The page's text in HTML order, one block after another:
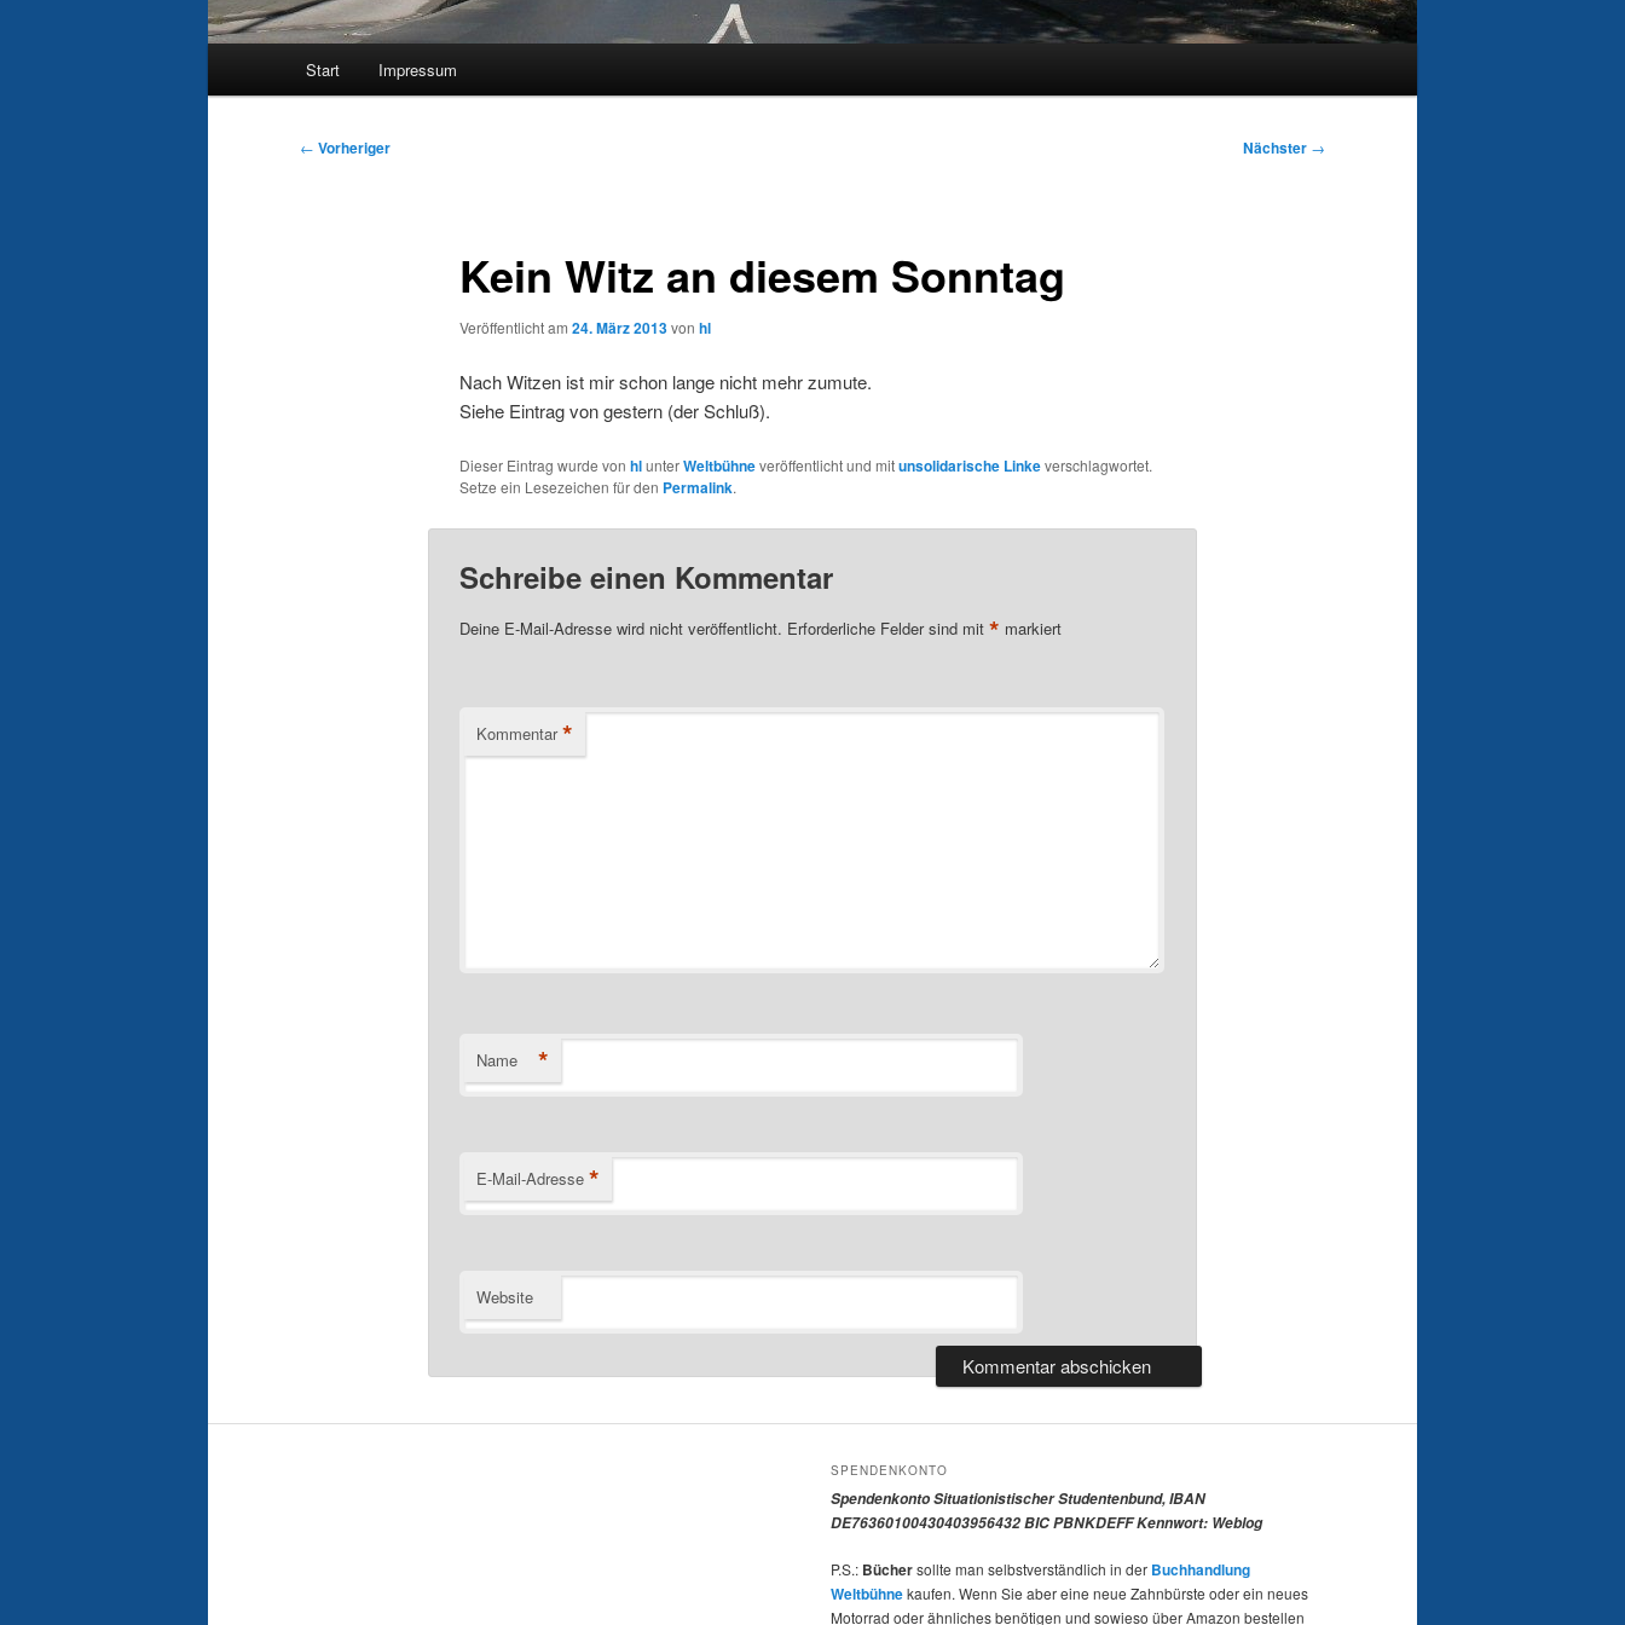
Start Impressum
Beitragsnavigation
← Vorheriger Nächster →
Kein Witz an diesem Sonntag
Veröffentlicht am 24. März 2013von hl
Nach Witzen ist mir schon lange nicht mehr zumute.
Siehe Eintrag von gestern (der Schluß).
Dieser Eintrag wurde von hlunterWeltbühneveröffentlicht und mitunsolidarische Linkeverschlagwortet.
Setze ein Lesezeichen für den Permalink.
Schreibe einen Kommentar
Deine E-Mail-Adresse wird nicht veröffentlicht. Erforderliche Felder sind mit * markiert
Kommentar *
Name *
E-Mail-Adresse *
Website
SPENDENKONTO
Spendenkonto Situationistischer Studentenbund, IBAN
DE76360100430403956432 BIC PBNKDEFF Kennwort: Weblog
P.S.: Büchersollte man selbstverständlich in der Buchhandlung
Weltbühnekaufen. Wenn Sie aber eine neue Zahnbürste oder ein neues
Motorrad oder ähnliches benötigen und sowieso über Amazon bestellen